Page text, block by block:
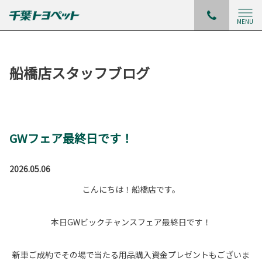
MENU
船橋店スタッフブログ
GWフェア最終日です！
2026.05.06
こんにちは！船橋店です。
本日GWビックチャンスフェア最終日です！
新車ご成約でその場で当たる用品購入資金プレゼントもございま